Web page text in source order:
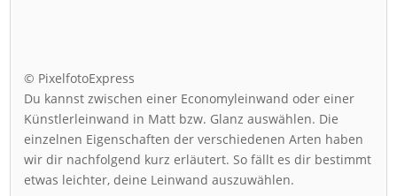
© PixelfotoExpress
Du kannst zwischen einer Economyleinwand oder einer
Künstlerleinwand in Matt bzw. Glanz auswählen. Die
einzelnen Eigenschaften der verschiedenen Arten haben
wir dir nachfolgend kurz erläutert. So fällt es dir bestimmt
etwas leichter, deine Leinwand auszuwählen.